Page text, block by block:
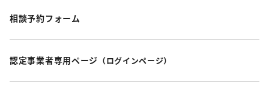
相談予約フォーム
認定事業者専用ページ （ログインページ）